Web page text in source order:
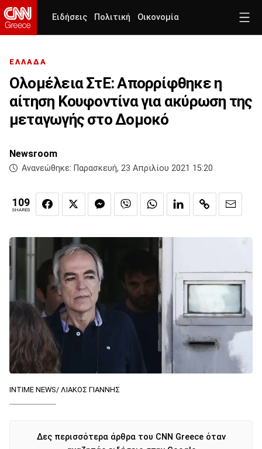
Ειδήσεις Πολιτική Οικονομία
ΕΛΛΑΔΑ
Ολομέλεια ΣτΕ: Aπορρίφθηκε η
αίτηση Κουφοντίνα για ακύρωση της
μεταγωγής στο Δομοκό
Newsroom
Ανανεώθηκε: Παρασκευή, 23 Απριλίου 2021 15:20
109
SHARES
INTIME NEWS/ ΛΙΑΚΟΣ ΓΙΑΝΝΗΣ
Δες περισσότερα άρθρα του CNN Greece όταν